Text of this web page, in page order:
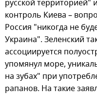
русской территорией"
контроль Киева –
Россия "никогда не
Украина". Зеленский
ассоциируется
упомянул море,
на зубах" при
рапанов. На такие